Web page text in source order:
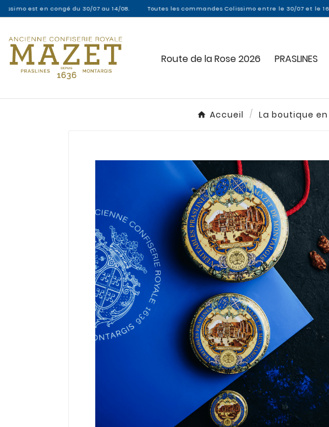
du 30/07 au 14/08. Toutes les commandes Colissimo entre le 30/07 et le 16/08 seront
Route de la Rose 2026 PRASLINES
Accueil La boutique